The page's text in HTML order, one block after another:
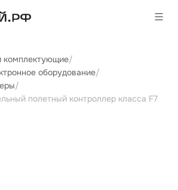
комплектующие/
оборудование/
/
полетный контроллер класса F7